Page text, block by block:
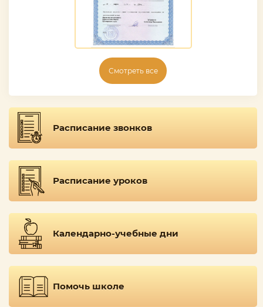
Смотреть все
Расписание звонков
Расписание уроков
Календарно-учебные дни
Помочь школе